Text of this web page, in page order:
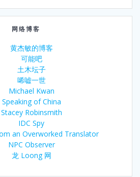
网络博客
黄杰敏的博客
可能吧
土木坛子
唏嘘一世
Michael Kwan
Speaking of China
Stacey Robinsmith
IDC Spy
an Overworked Translator
NPC Observer
龙 Loong 网